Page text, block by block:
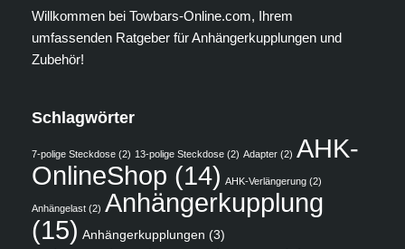
Willkommen bei Towbars-Online.com, Ihrem
umfassenden Ratgeber für Anhängerkupplungen und
Zubehör!
Schlagwörter
7-polige Steckdose (2) 13-polige Steckdose (2) Adapter (2) AHK-
OnlineShop (14) AHK-Verlängerung (2)
Anhängelast (2) Anhängerkupplung
(15) Anhängerkupplungen (3)